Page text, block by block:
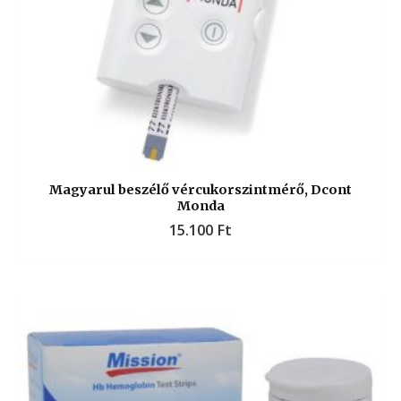
Magyarul beszélő vércukorszintmérő, Dcont
Monda
15.100 Ft